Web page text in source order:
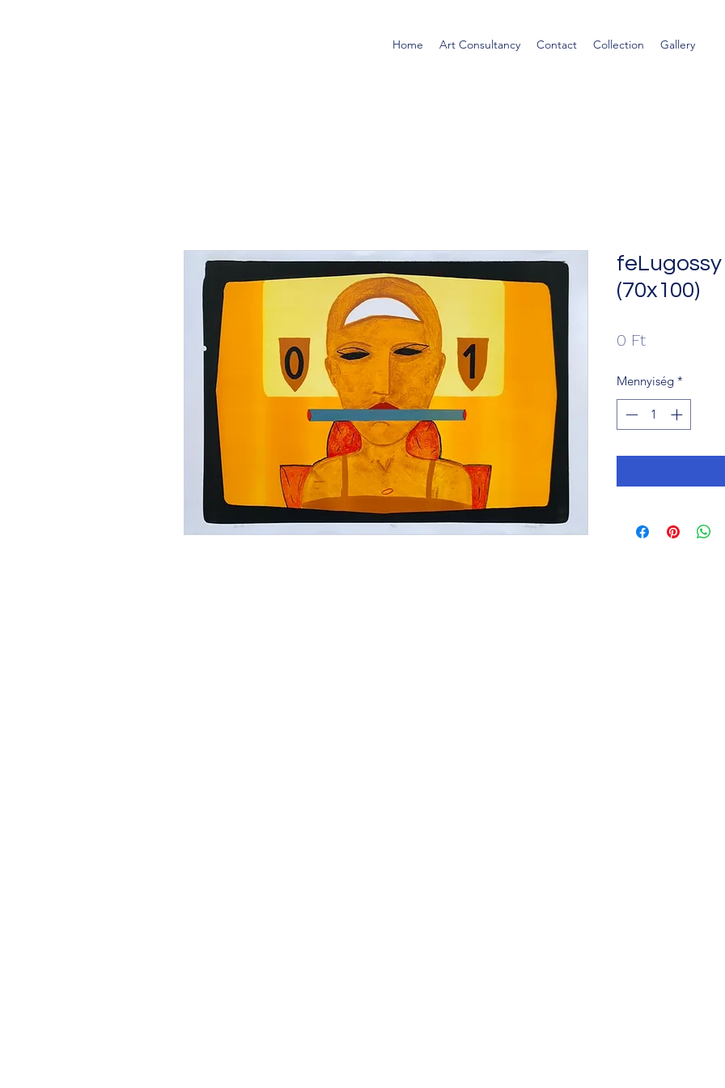
Home Art Consultancy Contact Collection Gallery
feLugossy
(70x100)
0 FtÁr
Mennyiség *